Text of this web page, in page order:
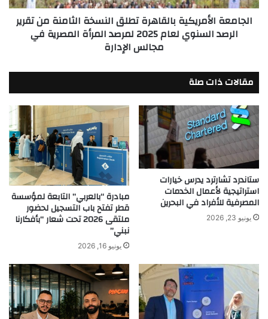
الرصد
السنوي
المصرية
في
مجالس
الإدارة
الجامعة الأمريكية بالقاهرة تطلق النسخة الثامنة من تقرير
الرصد السنوي لعام 2025 لمرصد المرأة المصرية في
مجالس الإدارة
مقالات ذات صلة
ستاندرد تشارترد يدرس خيارات
استراتيجية لأعمال الخدمات
المصرفية للأفراد في البحرين
يونيو 23, 2026
مبادرة “بالعربي” التابعة لمؤسسة
قطر تفتح باب التسجيل لحضور
ملتقى 2026 تحت شعار “بأفكارنا
نبني”
يونيو 16, 2026